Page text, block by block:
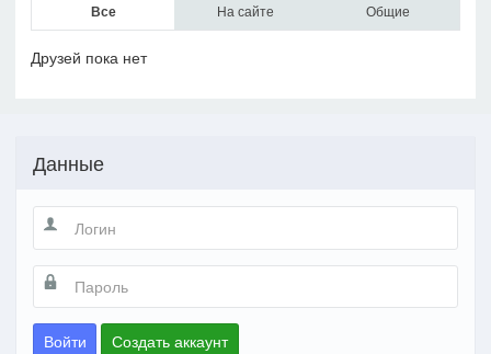
Все На сайте Общие
Друзей пока нет
Данные
Войти Создать аккаунт